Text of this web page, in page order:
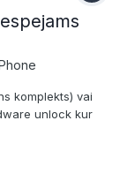
komplekts) vai
unlock kur
samaksā kādus